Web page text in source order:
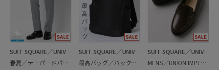
SUIT SQUARE／UNIVERSAL LANGUAGE
春夏／テーパードパンツ
SUIT SQUARE／UNIVERSAL LANGUAGE
最高バッグ／バックパック
SUIT SQUARE／UNIVERSAL LANGUAGE
MENS／UNION IMPERIAL監修／コインローファー